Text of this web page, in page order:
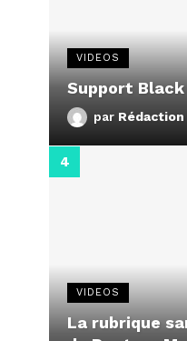
VIDEOS
Support
par Rédaction
VIDEOS
La rubrique